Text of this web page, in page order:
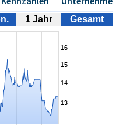
1 Jahr Gesamt